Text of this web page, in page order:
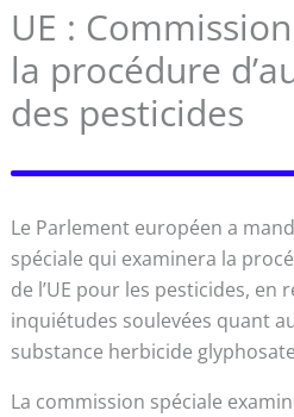
UE :
la procédure
des pesticides
Le Parlement européen a
spéciale qui examinera la
de l’UE pour les pesticides, en
inquiétudes soulevées quant
substance herbicide
La commission spéciale